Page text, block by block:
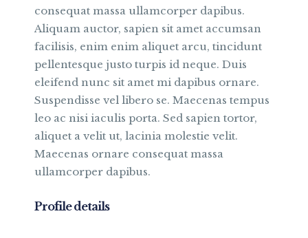
consequat massa ullamcorper dapibus.
Aliquam auctor, sapien sit amet accumsan
facilisis, enim enim aliquet arcu, tincidunt
pellentesque justo turpis id neque. Duis
eleifend nunc sit amet mi dapibus ornare.
Suspendisse vel libero se. Maecenas tempus
leo ac nisi iaculis porta. Sed sapien tortor,
aliquet a velit ut, lacinia molestie velit.
Maecenas ornare consequat massa
ullamcorper dapibus.
Profile details